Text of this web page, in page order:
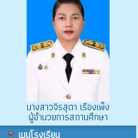
นางสาวจิรสุดา เรืองเพ็ง
ผู้อำนวยการสถานศึกษา
เมนูโรงเรียน